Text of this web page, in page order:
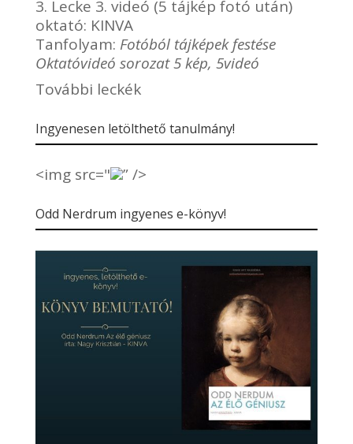
3. Lecke 3. videó (5 tájkép fotó után)
oktató: KINVA
Tanfolyam: Fotóból tájképek festése
Oktatóvideó sorozat 5 kép, 5videó
További leckék
Ingyenesen letölthető tanulmány!
<img src=" ” />
Odd Nerdrum ingyenes e-könyv!